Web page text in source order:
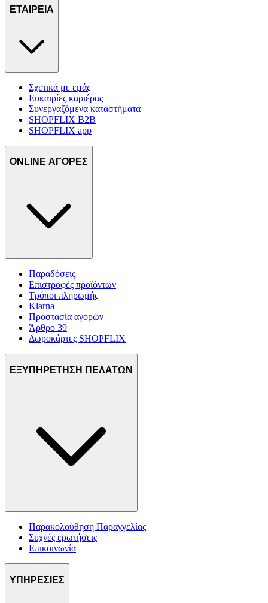
ΕΤΑΙΡΕΙΑ
Σχετικά με εμάς
Ευκαιρίες καριέρας
Συνεργαζόμενα καταστήματα
SHOPFLIX B2B
SHOPFLIX app
ONLINE ΑΓΟΡΕΣ
Παραδόσεις
Επιστροφές προϊόντων
Τρόποι πληρωμής
Klarna
Προστασία αγορών
Άρθρο 39
Δωροκάρτες SHOPFLIX
ΕΞΥΠΗΡΕΤΗΣΗ ΠΕΛΑΤΩΝ
Παρακολούθηση Παραγγελίας
Συχνές ερωτήσεις
Επικοινωνία
ΥΠΗΡΕΣΙΕΣ